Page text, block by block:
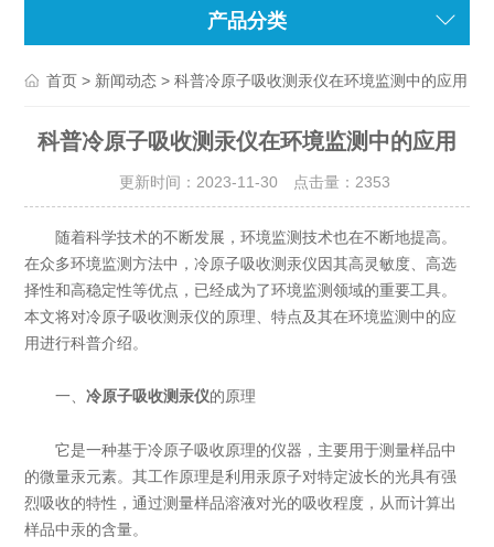
产品分类
首页 > 新闻动态 > 科普冷原子吸收测汞仪在环境监测中的应用
科普冷原子吸收测汞仪在环境监测中的应用
更新时间：2023-11-30 点击量： 2353
随着科学技术的不断发展，环境监测技术也在不断地提高。
在众多环境监测方法中，冷原子吸收测汞仪因其高灵敏度、高选
择性和高稳定性等优点，已经成为了环境监测领域的重要工具。
本文将对冷原子吸收测汞仪的原理、特点及其在环境监测中的应
用进行科普介绍。
一、冷原子吸收测汞仪的原理
它是一种基于冷原子吸收原理的仪器，主要用于测量样品中
的微量汞元素。其工作原理是利用汞原子对特定波长的光具有强
烈吸收的特性，通过测量样品溶液对光的吸收程度，从而计算出
样品中汞的含量。